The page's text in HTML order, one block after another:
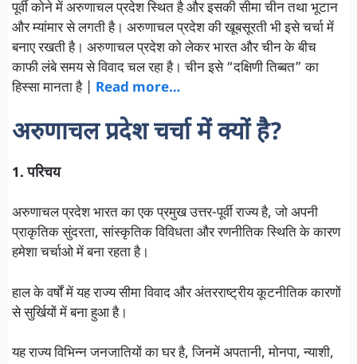
पूर्वी कोने में अरुणाचल प्रदेश स्थित है और इसकी सीमा चीन तथा भूटान
और म्यांमार से लगती है। अरुणाचल प्रदेश की खूबसूरती भी इसे चर्चा में
बनाए रखती है। अरुणाचल प्रदेश को लेकर भारत और चीन के बीच
काफी लंबे समय से विवाद चल रहा है। चीन इसे “दक्षिणी तिब्बत” का
हिस्सा मानता है |
Read more…
अरुणाचल प्रदेश चर्चा में क्यों है?
1. परिचय
अरुणाचल प्रदेश भारत का एक प्रमुख उत्तर-पूर्वी राज्य है, जो अपनी
प्राकृतिक सुंदरता, सांस्कृतिक विविधता और रणनीतिक स्थिति के कारण
हमेशा चर्चाओ में बना रहता है।
हाल के वर्षों में यह राज्य सीमा विवाद और अंतरराष्ट्रीय कूटनीतिक कारणों
से सुर्खियों में बना हुआ है।
यह राज्य विभिन्न जनजातियों का घर है, जिनमें अपतानी, मोनपा, न्याशी,